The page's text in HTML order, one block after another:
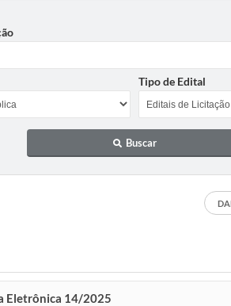
Tipo de Edital
Buscar
Eletrônica 14/2025